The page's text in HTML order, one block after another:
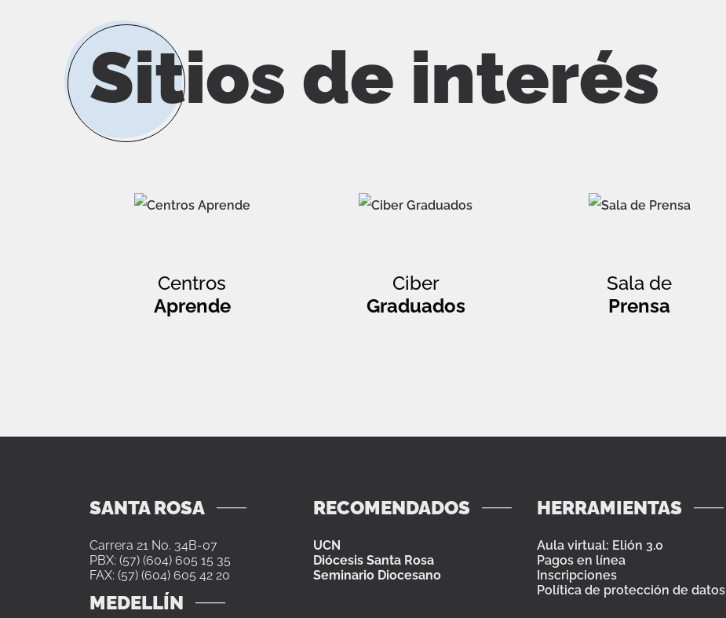
Sitios de interés
Centros
Aprende
Ciber
Graduados
Sala de
Prensa
SANTA ROSA
Carrera 21 No. 34B-07
PBX: (57) (604) 605 15 35
FAX: (57) (604) 605 42 20
MEDELLÍN
RECOMENDADOS
UCN
Diócesis Santa Rosa
Seminario Diocesano
HERRAMIENTAS
Aula virtual: Elión 3.0
Pagos en línea
Inscripciones
Política de protección de datos